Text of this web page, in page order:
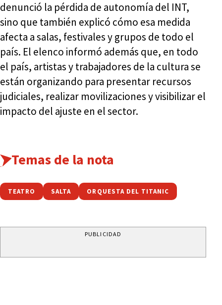
denunció la pérdida de autonomía del INT,
sino que también explicó cómo esa medida
afecta a salas, festivales y grupos de todo el
país. El elenco informó además que, en todo
el país, artistas y trabajadores de la cultura se
están organizando para presentar recursos
judiciales, realizar movilizaciones y visibilizar el
impacto del ajuste en el sector.
Temas de la nota
TEATRO SALTA ORQUESTA DEL TITANIC
PUBLICIDAD